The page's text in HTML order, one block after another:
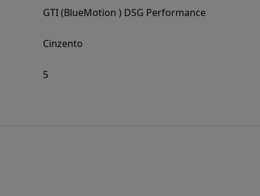
GTI (BlueMotion ) DSG Performance
Cinzento
5